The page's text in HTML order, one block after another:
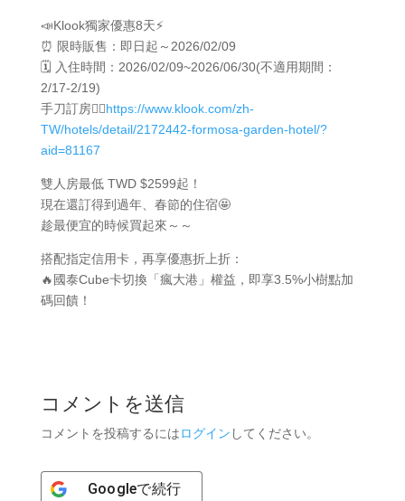
📣Klook獨家優惠8天⚡
⏰ 限時販售：即日起～2026/02/09
🗓️ 入住時間：2026/02/09~2026/06/30(不適用期間：
2/17-2/19)
手刀訂房👉🏻https://www.klook.com/zh-
TW/hotels/detail/2172442-formosa-garden-hotel/?
aid=81167
雙人房最低 TWD $2599起！
現在還訂得到過年、春節的住宿🤩
趁最便宜的時候買起來～～
搭配指定信用卡，再享優惠折上折：
🔥國泰Cube卡切換「瘋大港」權益，即享3.5%小樹點加
碼回饋！
コメントを送信
コメントを投稿するにはログイン してください。
Googleで続行